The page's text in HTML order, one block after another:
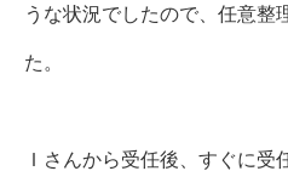
うな状況でしたので、任意整
た 。
Ｉ さんから受任後、すぐに受